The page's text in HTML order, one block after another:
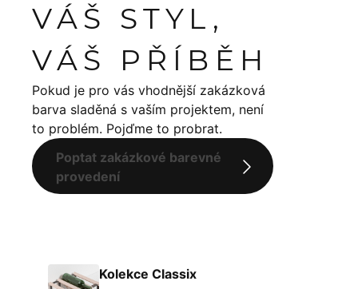
VÁŠ STYL,
VÁŠ PŘÍBĚH
Pokud je pro vás vhodnější zakázková
barva sladěná s vaším projektem, není
to problém. Pojďme to probrat.
Poptat zakázkové barevné
provedení
Kolekce Classix